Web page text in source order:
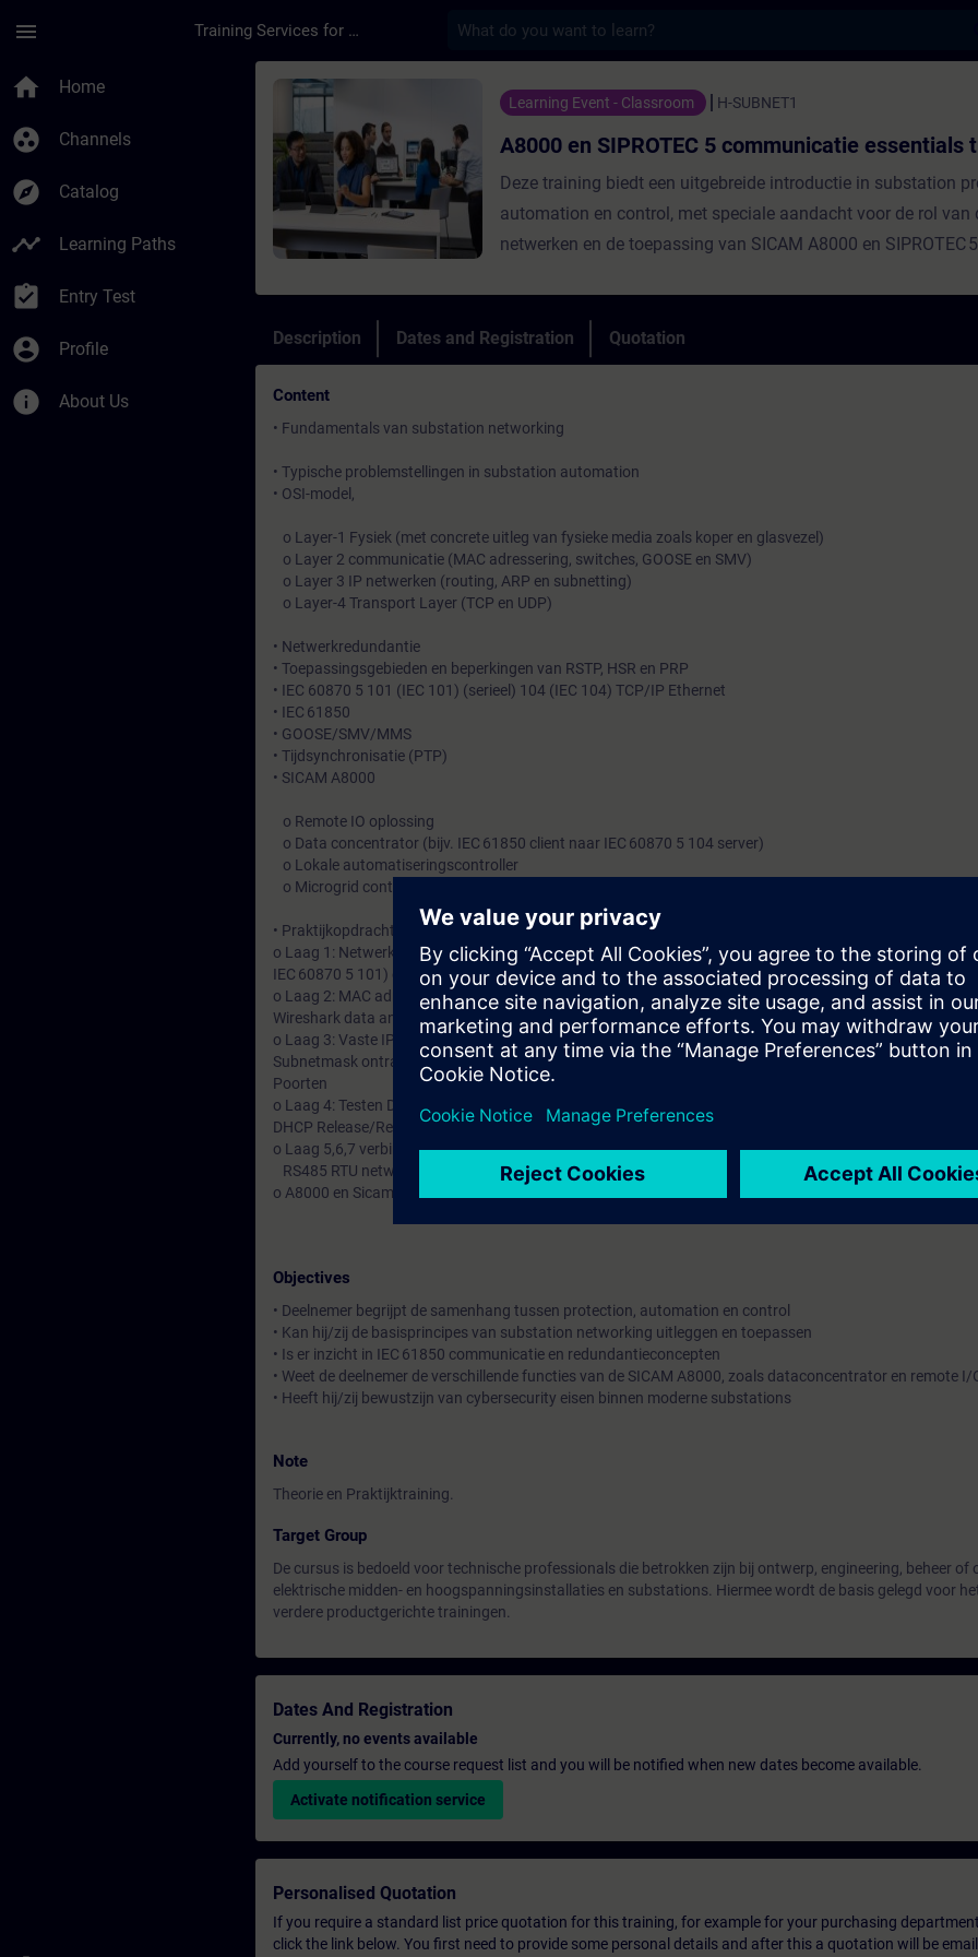
menu Training Services for Digital Industries
home Home
group_work Channels
explore Catalog
timeline Learning Paths
assignment_turned_in Entry Test
account_circle Profile
info About Us
Course - A8000 en SIPROTEC 5 communicatie essentials
Learning Event - Classroom H-SUBNET1
A8000 en SIPROTEC 5 communicatie essentials
Deze training biedt een uitgebreide introductie in substation
automation en control, met speciale aandacht voor de rol van
netwerken en de toepassing van SICAM A8000 en SIPROTEC
technische professionals die betrokken zijn bij ontwerp,
of onderhoud van elektrische installaties en substations.Aan
van digitale communicatie en krijgt hij/zij inzicht in de
Description Dates and Registration Quotation
Content
• Fundamentals van substation networking
• Typische problemstellingen in substation automation
• OSI-model,
o Layer-1 Fysiek (met concrete uitleg van fysieke media zoals koper en glasvezel)
o Layer 2 communicatie (MAC adressering, switches, GOOSE en SMV)
o Layer 3 IP netwerken (routing, ARP en subnetting)
o Layer-4 Transport Layer (TCP en UDP)
• Netwerkredundantie
• Toepassingsgebieden en beperkingen van RSTP, HSR en PRP
• IEC 60870 5 101 (IEC 101) (serieel) 104 (IEC 104) TCP/IP Ethernet
• IEC 61850
• GOOSE/SMV/MMS
• Tijdsynchronisatie (PTP)
• SICAM A8000
o Remote IO oplossing
o Data concentrator (bijv. IEC 61850 client naar IEC 60870 5 104 server)
o Lokale automatiseringscontroller
o Microgrid controller
• Praktijkopdrachten: verbinden en configureren van systemen met o.a. SICAM A8000 en SIPROTEC 5:
o Laag 1: Netwerken opbouwen tussen cursistenlaptops; aansluiten van Ethernet met gateways naar
IEC 60870 5 101) en verbindingen via glasvezel
o Laag 2: MAC adressen onderzoeken devices (arp -a commando) / mac adres filering in router en
Wireshark data analyseren
o Laag 3: Vaste IP adressen instellen. DHCP toegewezen (Dynamic Host Configuration Protocol) en
Subnetmask ontrafelen.
Poorten
o Laag 4: Testen DHCP pingen websites, Firewall check, Wireshark
DHCP Release/Renew: ipconfig /release en daarna ipconfig /renew
o Laag 5,6,7 verbinding maken met software (powerconfig met 3WA)
RS485 RTU netwerk via gateway
o A8000 en Sicam koppelingen maken
Objectives
• Deelnemer begrijpt de samenhang tussen protection, automation en control
• Kan hij/zij de basisprincipes van substation networking uitleggen en toepassen
• Is er inzicht in IEC 61850 communicatie en redundantieconcepten
• Weet de deelnemer de verschillende functies van de SICAM A8000, zoals dataconcentrator en remote I/
• Heeft hij/zij bewustzijn van cybersecurity eisen binnen moderne substations
Note
Theorie en Praktijktraining.
Target Group
De cursus is bedoeld voor technische professionals die betrokken zijn bij ontwerp, engineering, beheer of
elektrische midden- en hoogspanningsinstallaties en substations. Hiermee wordt de basis gelegd voor
verdere productgerichte trainingen.
Dates And Registration
Currently, no events available
Add yourself to the course request list and you will be notified when new dates become available.
Activate notification service
Personalised Quotation
If you require a standard list price quotation for this training, for example for your purchasing
click the link below. You first need to provide some personal details and after this a quotation will be